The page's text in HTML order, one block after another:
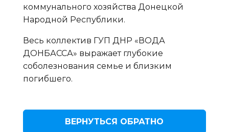
коммунального хозяйства Донецкой
Народной Республики.
Весь коллектив ГУП ДНР «ВОДА
ДОНБАССА» выражает глубокие
соболезнования семье и близким
погибшего.
ВЕРНУТЬСЯ ОБРАТНО